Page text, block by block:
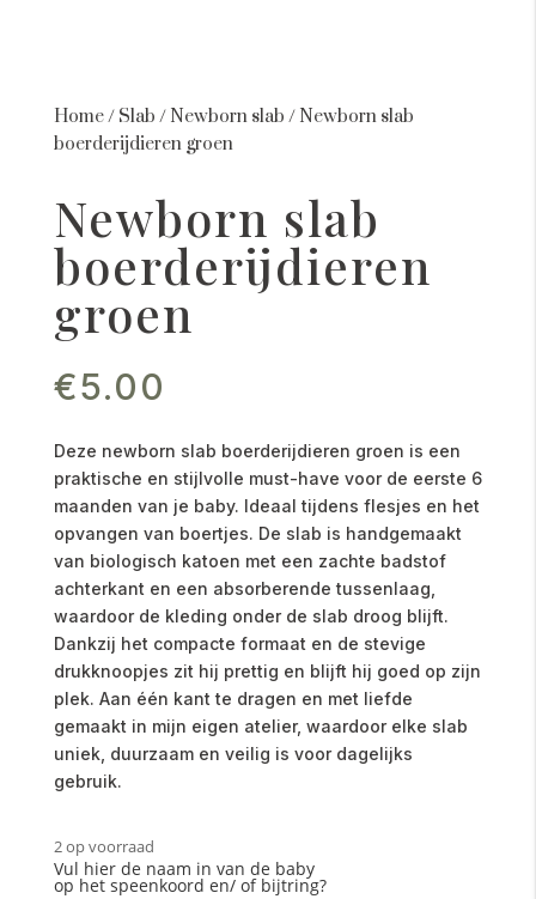
Home/ Slab / Newborn slab / Newborn slab
boerderijdieren groen
Newborn slab
boerderijdieren
groen
€5.00
Deze newborn slab boerderijdieren groen is een
praktische en stijlvolle must-have voor de eerste 6
maanden van je baby. Ideaal tijdens flesjes en het
opvangen van boertjes. De slab is handgemaakt
van biologisch katoen met een zachte badstof
achterkant en een absorberende tussenlaag,
waardoor de kleding onder de slab droog blijft.
Dankzij het compacte formaat en de stevige
drukknoopjes zit hij prettig en blijft hij goed op zijn
plek. Aan één kant te dragen en met liefde
gemaakt in mijn eigen atelier, waardoor elke slab
uniek, duurzaam en veilig is voor dagelijks
gebruik.
2 op voorraad
Vul hier de naam in van de baby
op het speenkoord en/ of bijtring?